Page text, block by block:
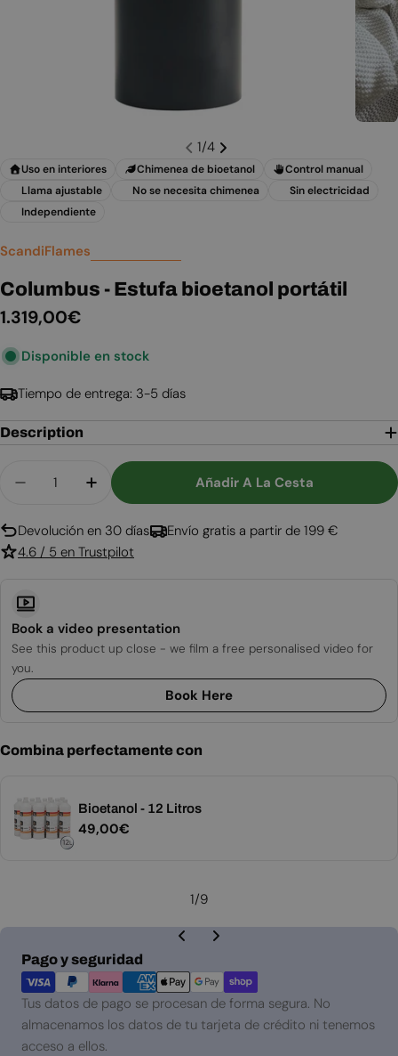
1/4
Uso en interiores Chimenea de bioetanol
Control manual
Llama ajustable
No se necesita chimenea
Sin electricidad
Independiente
ScandiFlames
Columbus - Estufa bioetanol portátil
Precio
1.319,00€
Disponible en stock
Tiempo de entrega: 3-5 días
Description
Disminuir Cantidad Para Columbus - Estufa
Aumentar Cantidad Para Columbus -
Añadir A La Cesta
Devolución en 30 días
Envío gratis a partir de 199 €
4.6 / 5 en Trustpilot
Book a video presentation
See this product up close - we film a free personalised video for
you.
Book Here
Combina perfectamente con
Bioetanol - 12 Litros
Precio
49,00€
1/9
Pago y seguridad
Métodos
de
pago
Tus datos de pago se procesan de forma segura. No
almacenamos los datos de tu tarjeta de crédito ni tenemos
acceso a ellos.